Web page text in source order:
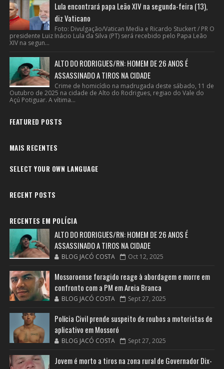
Lula encontrará papa Leão XIV na segunda-feira (13),
diz Vaticano
Foto: Divulgação/Vatican Media e Ricardo Stuckert / PR O
presidente Luiz Inácio Lula da Silva (PT) será recebido pelo Papa Leão
XIV na segun...
ALTO DO RODRIGUES/RN: HOMEM DE 26 ANOS É
ASSASSINADO A TIROS NA CIDADE
Crime de homicídio na madrugada deste sábado, 11 de
Outubro de 2025 na cidade de Alto do Rodrigues, regiao do Vale do
Açú Potiguar. A vítima...
FEATURED POSTS
MAIS RECENTES
SELECT YOUR OWN LANGUAGE
RECENT POSTS
RECENTES EM POLÍCIA
ALTO DO RODRIGUES/RN: HOMEM DE 26 ANOS É
ASSASSINADO A TIROS NA CIDADE
BLOG JACÓ COSTA Oct 12, 2025
Mossoroense foragido reage à abordagem e morre em
confronto com a PM em Areia Branca
BLOG JACÓ COSTA Sept 27, 2025
Polícia Civil prende suspeito de roubos a motoristas de
aplicativo em Mossoró
BLOG JACÓ COSTA Sept 27, 2025
Jovem é morto a tiros na zona rural de Governador Dix-